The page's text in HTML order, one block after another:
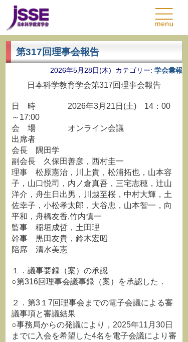
第317回理事会報告
2026年5月28日(木) カテゴリー: 学会彙報
日本科学教育学会第317回理事会報告
日 時 2026年3月21日(土) 14：00
～17:00
会 場 オンライン会議
出席者
会長 隅田学
副会長 久保田善彦，西村圭一
理事 松原憲治，川上貴，松浦拓也，山本容
子，山口悦司，内ノ倉真吾，三宅志穂，辻山
洋介，舟生日出男，川越至桜，中村大輝，土
佐幸子，小松孝太郎，大谷忠，山本智一，向
平和，舟橋友香,竹内慎一
監事 稲垣成哲，土田理
幹事 黒田友貴，鈴木宏昭
陪席 清水美憲
１．議事要録（案）の承認
○第316回理事会議事録（案）を承認した．
２．第3１7回理事会までの電子会議による審
議事項と審議結果
○事務局からの発議により，2025年11月30日
までに入会を希望した4名を電子会議により審